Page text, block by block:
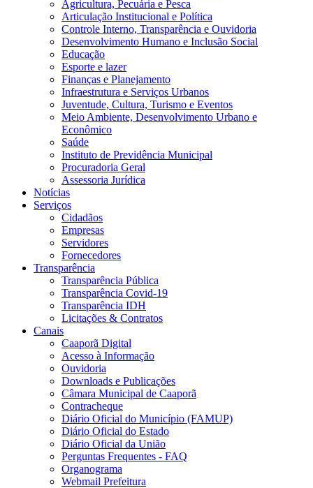
Agricultura, Pecuária e Pesca
Articulação Institucional e Política
Controle Interno, Transparência e Ouvidoria
Desenvolvimento Humano e Inclusão Social
Educação
Esporte e lazer
Finanças e Planejamento
Infraestrutura e Serviços Urbanos
Juventude, Cultura, Turismo e Eventos
Meio Ambiente, Desenvolvimento Urbano e
Econômico
Saúde
Instituto de Previdência Municipal
Procuradoria Geral
Assessoria Jurídica
Notícias
Serviços
Cidadãos
Empresas
Servidores
Fornecedores
Transparência
Transparência Pública
Transparência Covid-19
Transparência IDH
Licitações & Contratos
Canais
Caaporã Digital
Acesso à Informação
Ouvidoria
Downloads e Publicações
Câmara Municipal de Caaporã
Contracheque
Diário Oficial do Município (FAMUP)
Diário Oficial do Estado
Diário Oficial da União
Perguntas Frequentes - FAQ
Organograma
Webmail Prefeitura